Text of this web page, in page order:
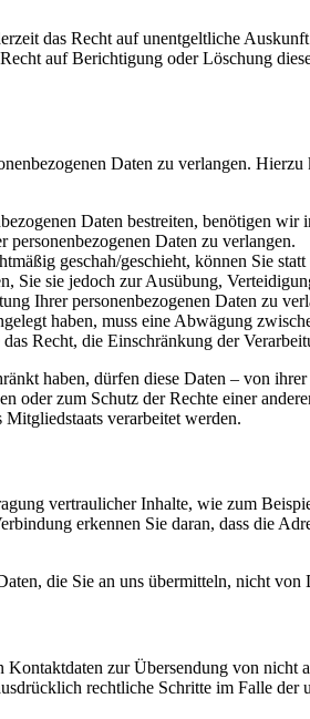
das Recht auf unentgeltliche
auf Berichtigung oder Löschung
Daten zu verlangen.
Daten bestreiten, benötigen
Daten zu verlangen.
geschah/geschieht, können Sie
Sie sie jedoch zur Ausübung,
Ihrer personenbezogenen Daten zu
haben, muss eine Abwägung
Recht, die Einschränkung der
haben, dürfen diese Daten – von
oder zum Schutz der Rechte einer
verarbeitet werden.
vertraulicher Inhalte, wie zum
erkennen Sie daran, dass die
die Sie an uns übermitteln, nicht von
zur Übersendung von nicht
rechtliche Schritte im Falle